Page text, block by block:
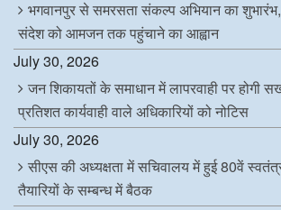
भगवानपुर से समरसता संकल्प अभियान का
संदेश को आमजन तक पहुंचाने का आह्वान
July 30, 2026
जन शिकायतों के समाधान में लापरवाही पर होगी
प्रतिशत कार्यवाही वाले अधिकारियों को नोटिस
July 30, 2026
सीएस की अध्यक्षता में सचिवालय में हुई 80वें
तैयारियों के सम्बन्ध में बैठक